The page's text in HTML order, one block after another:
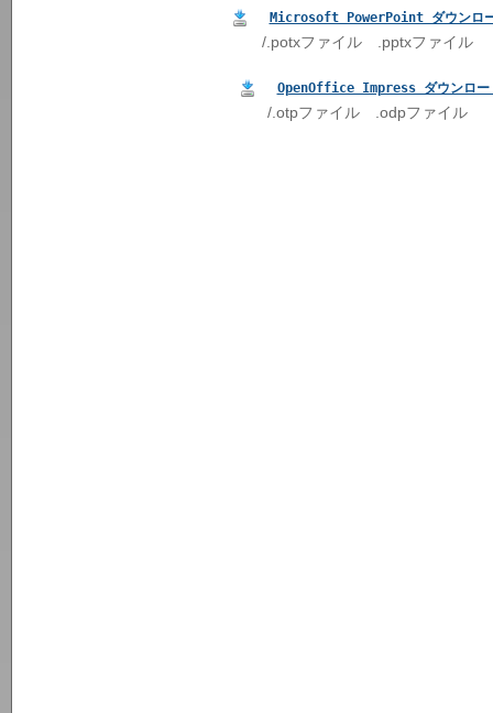
Microsoft PowerPoint ダウンロ
/.potxファイル .pptxファイル
OpenOffice Impress ダウンロー
/.otpファイル .odpファイル